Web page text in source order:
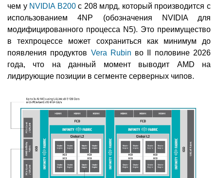
чем у NVIDIA B200с 208 млрд, который производится с
использованием 4NP (обозначения NVIDIA для
модифицированного процесса N5). Это преимущество
в техпроцессе может сохраниться как минимум до
появления продуктов Vera Rubin во II половине 2026
года, что на данный момент выводит AMD на
лидирующие позиции в сегменте серверных чипов.